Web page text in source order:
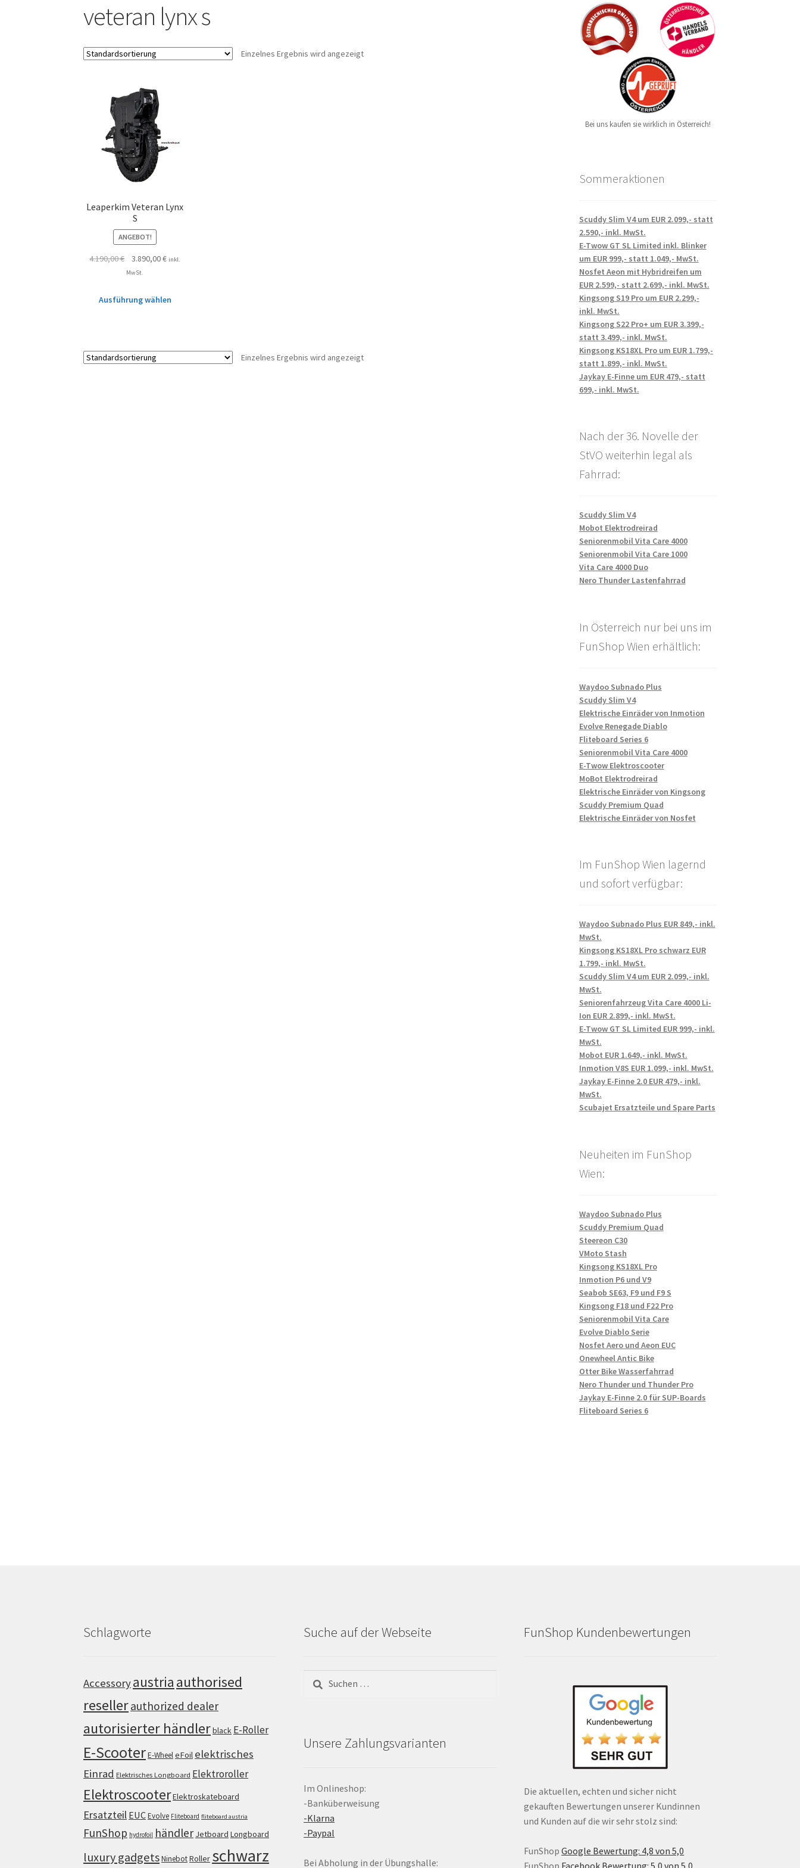
veteran lynx s
Einzelnes Ergebnis wird angezeigt
Leaperkim Veteran Lynx
S
ANGEBOT!
4.190,00€ 3.890,00€ inkl.
MwSt.
Ausführung wählen
Einzelnes Ergebnis wird angezeigt
Bei uns kaufen sie wirklich in Österreich!
Sommeraktionen
Scuddy Slim V4 um EUR 2.099,- statt
2.590,- inkl. MwSt.
E-Twow GT SL Limited inkl. Blinker
um EUR 999,- statt 1.049,- MwSt.
Nosfet Aeon mit Hybridreifen um
EUR 2.599,- statt 2.699,- inkl. MwSt.
Kingsong S19 Pro um EUR 2.299,-
inkl. MwSt.
Kingsong S22 Pro+ um EUR 3.399,-
statt 3.499,- inkl. MwSt.
Kingsong KS18XL Pro um EUR 1.799,-
statt 1.899,- inkl. MwSt.
Jaykay E-Finne um EUR 479,- statt
699,- inkl. MwSt.
Nach der 36. Novelle der
StVO weiterhin legal als
Fahrrad:
Scuddy Slim V4
Mobot Elektrodreirad
Seniorenmobil Vita Care 4000
Seniorenmobil Vita Care 1000
Vita Care 4000 Duo
Nero Thunder Lastenfahrrad
In Österreich nur bei uns im
FunShop Wien erhältlich:
Waydoo Subnado Plus
Scuddy Slim V4
Elektrische Einräder von Inmotion
Evolve Renegade Diablo
Fliteboard Series 6
Seniorenmobil Vita Care 4000
E-Twow Elektroscooter
MoBot Elektrodreirad
Elektrische Einräder von Kingsong
Scuddy Premium Quad
Elektrische Einräder von Nosfet
Im FunShop Wien lagernd
und sofort verfügbar:
Waydoo Subnado Plus EUR 849,- inkl.
MwSt.
Kingsong KS18XL Pro schwarz EUR
1.799,- inkl. MwSt.
Scuddy Slim V4 um EUR 2.099,- inkl.
MwSt.
Seniorenfahrzeug Vita Care 4000 Li-
Ion EUR 2.899,- inkl. MwSt.
E-Twow GT SL Limited EUR 999,- inkl.
MwSt.
Mobot EUR 1.649,- inkl. MwSt.
Inmotion V8S EUR 1.099,- inkl. MwSt.
Jaykay E-Finne 2.0 EUR 479,- inkl.
MwSt.
Scubajet Ersatzteile und Spare Parts
Neuheiten im FunShop
Wien:
Waydoo Subnado Plus
Scuddy Premium Quad
Steereon C30
VMoto Stash
Kingsong KS18XL Pro
Inmotion P6 und V9
Seabob SE63, F9 und F9 S
Kingsong F18 und F22 Pro
Seniorenmobil Vita Care
Evolve Diablo Serie
Nosfet Aero und Aeon EUC
Onewheel Antic Bike
Otter Bike Wasserfahrrad
Nero Thunder und Thunder Pro
Jaykay E-Finne 2.0 für SUP-Boards
Fliteboard Series 6
Schlagworte
Accessoryaustria authorised
resellerauthorized dealer
autorisierter händlerblack E-Roller
E-ScooterE-WheeleFoil elektrisches
Einrad Elektrisches Longboard Elektroroller
ElektroscooterElektroskateboard
Ersatzteil EUCEvolve Fliteboard fliteboard austria
FunShop hydrofoil händler Jetboard Longboard
luxury gadgetsNinebotRoller schwarz
Suche auf der Webseite
nach:
Unsere Zahlungsvarianten
Im Onlineshop:
-Banküberweisung
-Klarna
-Paypal
Bei Abholung in der Übungshalle:
FunShop Kundenbewertungen
Die aktuellen, echten und sicher nicht
gekauften Bewertungen unserer Kundinnen
und Kunden auf die wir sehr stolz sind:
FunShop Google Bewertung: 4,8 von 5,0
FunShop Facebook Bewertung: 5,0 von 5,0